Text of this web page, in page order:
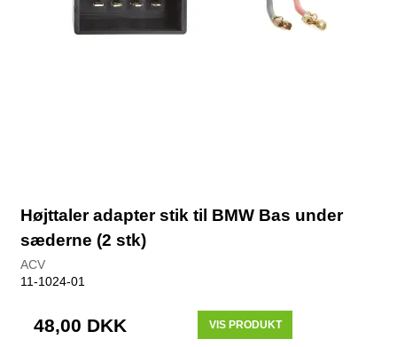
Højttaler adapter stik til BMW Bas under
sæderne (2 stk)
ACV
11-1024-01
48,00 DKK VIS PRODUKT